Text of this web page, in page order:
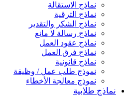
نماذج الاستقالة
نماذج الترقية
نماذج الشكر والتقدير
نماذج رسالة لا مانع
نماذج عقود العمل
نماذج فرق العمل
نماذج قانونية
نموذج طلب عمل / وظيفة
نموذج معالجة الأخطاء
نماذج طلابية